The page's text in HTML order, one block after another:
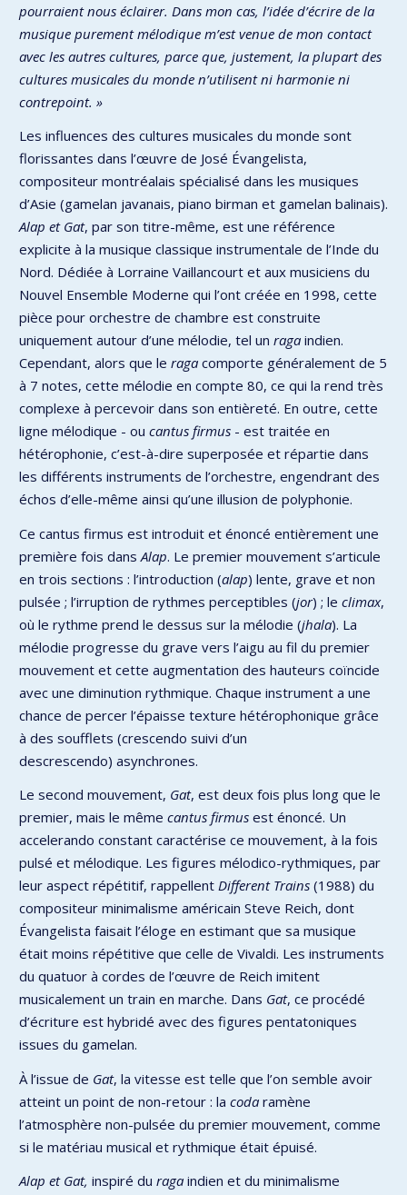
pourraient nous éclairer. Dans mon cas, l’idée d’écrire de la
musique purement mélodique m’est venue de mon contact
avec les autres cultures, parce que, justement, la plupart des
cultures musicales du monde n’utilisent ni harmonie ni
contrepoint. »
Les influences des cultures musicales du monde sont
florissantes dans l’œuvre de José Évangelista,
compositeur montréalais spécialisé dans les musiques
d’Asie (gamelan javanais, piano birman et gamelan balinais).
Alap et Gat, par son titre-même, est une référence
explicite à la musique classique instrumentale de l’Inde du
Nord. Dédiée à Lorraine Vaillancourt et aux musiciens du
Nouvel Ensemble Moderne qui l’ont créée en 1998, cette
pièce pour orchestre de chambre est construite
uniquement autour d’une mélodie, tel un raga indien.
Cependant, alors que le raga comporte généralement de 5
à 7 notes, cette mélodie en compte 80, ce qui la rend très
complexe à percevoir dans son entièreté. En outre, cette
ligne mélodique - ou cantus firmus - est traitée en
hétérophonie, c’est-à-dire superposée et répartie dans
les différents instruments de l’orchestre, engendrant des
échos d’elle-même ainsi qu’une illusion de polyphonie.
Ce cantus firmus est introduit et énoncé entièrement une
première fois dans Alap. Le premier mouvement s’articule
en trois sections : l’introduction (alap) lente, grave et non
pulsée ; l’irruption de rythmes perceptibles (jor) ; le climax,
où le rythme prend le dessus sur la mélodie (jhala). La
mélodie progresse du grave vers l’aigu au fil du premier
mouvement et cette augmentation des hauteurs coïncide
avec une diminution rythmique. Chaque instrument a une
chance de percer l’épaisse texture hétérophonique grâce
à des soufflets (crescendo suivi d’un
descrescendo) asynchrones.
Le second mouvement, Gat, est deux fois plus long que le
premier, mais le même cantus firmus est énoncé. Un
accelerando constant caractérise ce mouvement, à la fois
pulsé et mélodique. Les figures mélodico-rythmiques, par
leur aspect répétitif, rappellent Different Trains (1988) du
compositeur minimalisme américain Steve Reich, dont
Évangelista faisait l’éloge en estimant que sa musique
était moins répétitive que celle de Vivaldi. Les instruments
du quatuor à cordes de l’œuvre de Reich imitent
musicalement un train en marche. Dans Gat, ce procédé
d’écriture est hybridé avec des figures pentatoniques
issues du gamelan.
À l’issue de Gat, la vitesse est telle que l’on semble avoir
atteint un point de non-retour : la coda ramène
l’atmosphère non-pulsée du premier mouvement, comme
si le matériau musical et rythmique était épuisé.
Alap et Gat, inspiré du raga indien et du minimalisme